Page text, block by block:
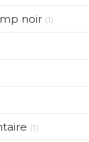
noir (1)
(1)